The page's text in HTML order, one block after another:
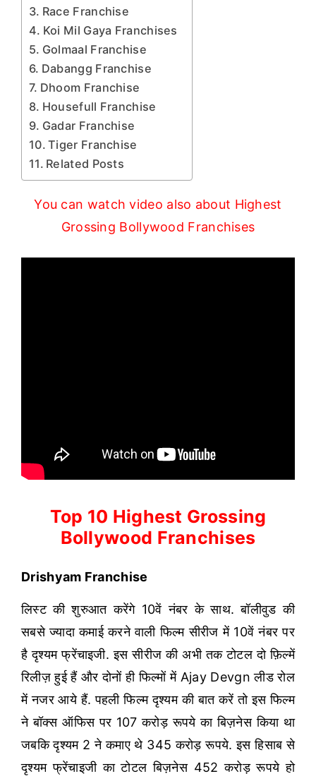
Race Franchise
Koi Mil Gaya Franchises
Golmaal Franchise
Dabangg Franchise
Dhoom Franchise
Housefull Franchise
Gadar Franchise
Tiger Franchise
Related Posts
You can watch video also about Highest
Grossing Bollywood Franchises
Top 10 Highest Grossing
Bollywood Franchises
Drishyam Franchise
लिस्ट की शुरुआत करेंगे 10वें नंबर के साथ. बॉलीवुड की
सबसे ज्यादा कमाई करने वाली फिल्म सीरीज में 10वें नंबर पर
है दृश्यम फ्रेंचाइजी. इस सीरीज की अभी तक टोटल दो फ़िल्में
रिलीज़ हुई हैं और दोनों ही फिल्मों में Ajay Devgn लीड रोल
में नजर आये हैं. पहली फिल्म दृश्यम की बात करें तो इस फिल्म
ने बॉक्स ऑफिस पर 107 करोड़ रूपये का बिज़नेस किया था
जबकि दृश्यम 2 ने कमाए थे 345 करोड़ रूपये. इस हिसाब से
दृश्यम फ्रेंचाइजी का टोटल बिज़नेस 452 करोड़ रूपये हो